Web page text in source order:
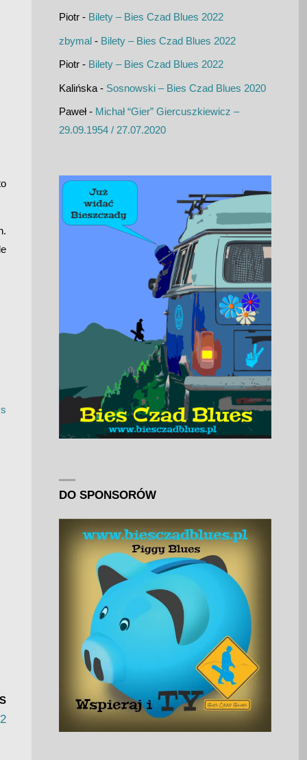
Piotr- Bilety – Bies Czad Blues 2022
zbymal- Bilety – Bies Czad Blues 2022
Piotr- Bilety – Bies Czad Blues 2022
Kalińska- Sosnowski – Bies Czad Blues 2020
Paweł- Michał “Gier” Giercuszkiewicz –
29.09.1954 / 27.07.2020
DO SPONSORÓW